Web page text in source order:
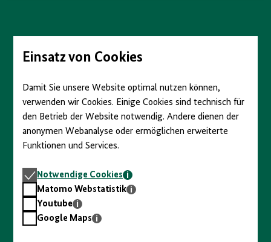
Seiteninhalt
springenEinsatz von Cookies
Damit Sie unsere Website optimal nutzen können,
verwenden wir Cookies. Einige Cookies sind technisch für
den Betrieb der Website notwendig. Andere dienen der
anonymen Webanalyse oder ermöglichen erweiterte
Funktionen und Services.
Notwendige
Cookies
Notwendige Cookies
Matomo
Webstatistik
Matomo Webstatistik
Youtube
Youtube
GoogleGoogle Maps